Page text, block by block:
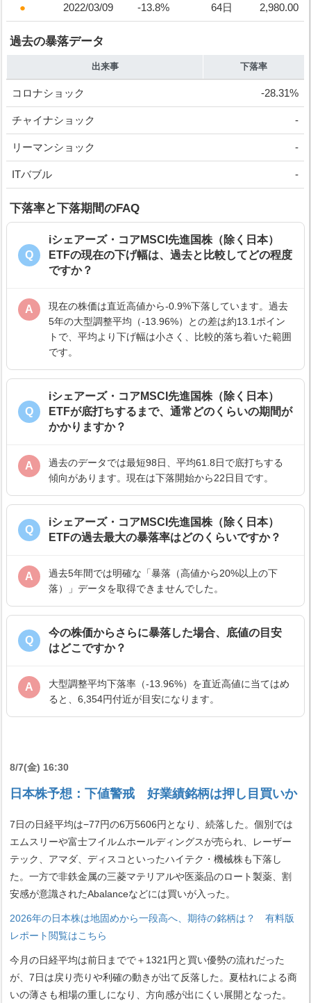
2022/03/09 -13.8% 64日 2,980.00
過去の暴落データ
出来事 下落率
コロナショック -28.31%
チャイナショック -
リーマンショック -
ITバブル -
下落率と下落期間のFAQ
Q
iシェアーズ・コアMSCI先進国株（除く日本）
ETFの現在の下げ幅は、過去と比較してどの程度
ですか？
A
現在の株価は直近高値から-0.9%下落しています。過去
5年の大型調整平均（-13.96%）との差は約13.1ポイン
トで、平均より下げ幅は小さく、比較的落ち着いた範囲
です。
Q
iシェアーズ・コアMSCI先進国株（除く日本）
ETFが底打ちするまで、通常どのくらいの期間が
かかりますか？
A
過去のデータでは最短98日、平均61.8日で底打ちする
傾向があります。現在は下落開始から22日目です。
Q
iシェアーズ・コアMSCI先進国株（除く日本）
ETFの過去最大の暴落率はどのくらいですか？
A
過去5年間では明確な「暴落（高値から20%以上の下
落）」データを取得できませんでした。
Q
今の株価からさらに暴落した場合、底値の目安
はどこですか？
A
大型調整平均下落率（-13.96%）を直近高値に当てはめ
ると、6,354円付近が目安になります。
8/7(金) 16:30
日本株予想：下値警戒 好業績銘柄は押し目買いか
7日の日経平均は−77円の6万5606円となり、続落した。個別では
エムスリーや富士フイルムホールディングスが売られ、レーザー
テック、アマダ、ディスコといったハイテク・機械株も下落し
た。一方で非鉄金属の三菱マテリアルや医薬品のロート製薬、割
安感が意識されたAbalanceなどには買いが入った。
2026年の日本株は地固めから一段高へ、期待の銘柄は？ 有料版
レポート閲覧はこちら
今月の日経平均は前日までで＋1321円と買い優勢の流れだった
が、7日は戻り売りや利確の動きが出て反落した。夏枯れによる商
いの薄さも相場の重しになり、方向感が出にくい展開となった。